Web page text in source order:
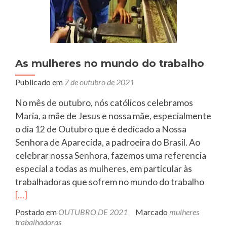
sem
LGBTQIA+FOBIA
e
fome
As mulheres no mundo do trabalho
Publicado em 7 de outubro de 2021
No mês de outubro, nós católicos celebramos
Maria, a mãe de Jesus e nossa mãe, especialmente
o dia 12 de Outubro que é dedicado a Nossa
Senhora de Aparecida, a padroeira do Brasil. Ao
celebrar nossa Senhora, fazemos uma referencia
especial a todas as mulheres, em particular às
trabalhadoras que sofrem no mundo do trabalhoLeia
[…]
Postado em OUTUBRO DE 2021 Marcado mulheres
trabalhadoras